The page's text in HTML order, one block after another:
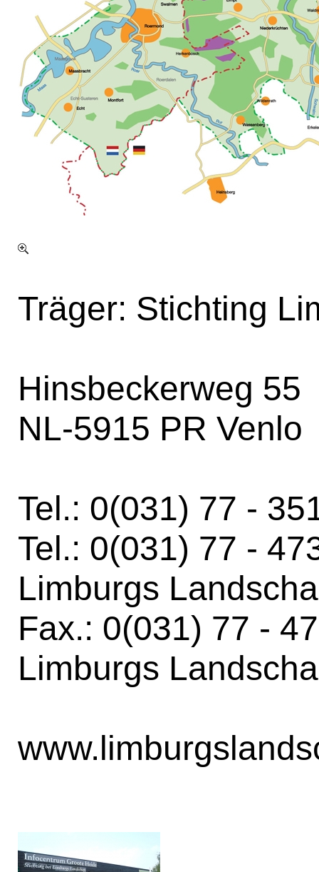
Träger: Stichting
Hinsbeckerweg 55
NL-5915 PR Venlo
Tel.: 0(031) 77 -
Tel.: 0(031) 77 -
Limburgs
Fax.: 0(031) 77 -
Limburgs